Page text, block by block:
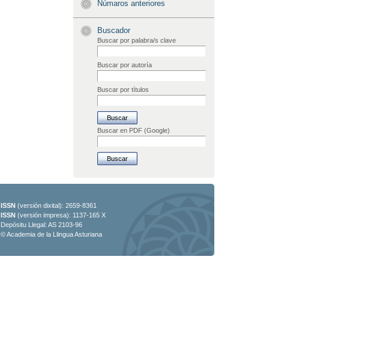
Númaros anteriores
Buscador
Buscar por palabra/s clave
Buscar por autoría
Buscar por títulos
Buscar en PDF (Google)
ISSN (versión dixital): 2659-8361
ISSN (versión impresa): 1137-165 X
Depósitu Llegal: AS 2103-96
© Academia de la Llingua Asturiana